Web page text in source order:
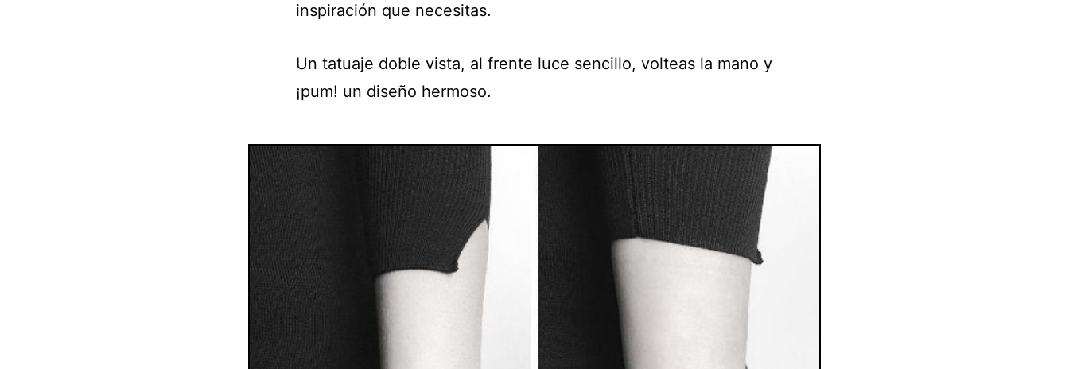
inspiración que necesitas.
Un tatuaje doble vista, al frente luce sencillo, volteas la mano y
¡pum! un diseño hermoso.